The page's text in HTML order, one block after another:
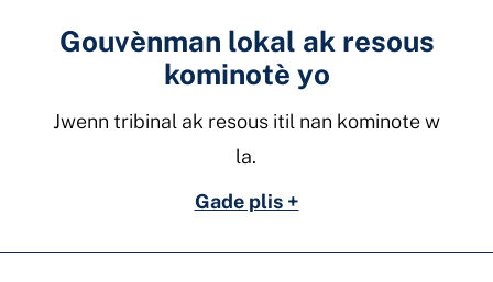
Gouvènman lokal ak resous
kominotè yo
Jwenn tribinal ak resous itil nan kominote w
la.
Gade plis +